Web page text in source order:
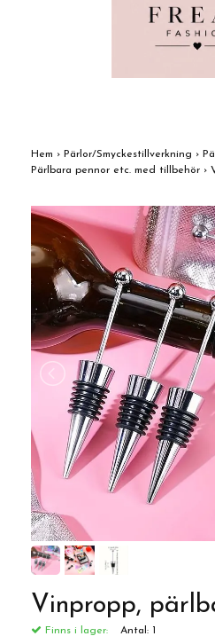
Hem › Pärlor/Smyckestillverkning ›
Pärlbara pennor etc. med tillbehör ›
Vinpropp,
Finns i lager: Antal: